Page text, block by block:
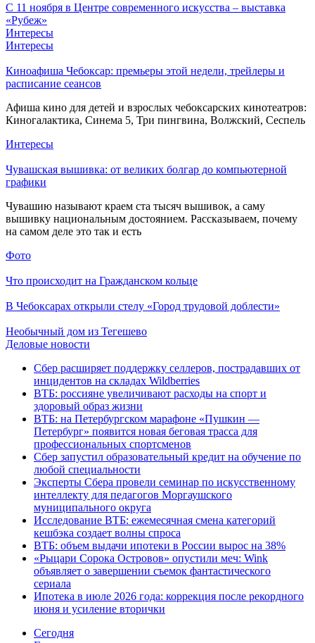
С 11 ноября в Центре современного искусства – выставка
«Рубеж»
Интересы
Интересы
Киноафиша Чебоксар: премьеры этой недели, трейлеры и
расписание сеансов
Афиша кино для детей и взрослых чебоксарских кинотеатров:
Киногалактика, Синема 5, Три пингвина, Волжский, Сеспель
Интересы
Чувашская вышивка: от великих болгар до компьютерной
графики
Чувашию называют краем ста тысяч вышивок, а саму
вышивку национальным достоянием. Рассказываем, почему
на самом деле это так и есть
Фото
Что происходит на Гражданском кольце
В Чебоксарах открыли стелу «Город трудовой доблести»
Необычный дом из Тегешево
Деловые новости
Сбер расширяет поддержку селлеров, пострадавших от
инцидентов на складах Wildberries
ВТБ: россияне увеличивают расходы на спорт и
здоровый образ жизни
ВТБ: на Петербургском марафоне «Пушкин —
Петербург» появится новая беговая трасса для
профессиональных спортсменов
Сбер запустил образовательный кредит на обучение по
любой специальности
Эксперты Сбера провели семинар по искусственному
интеллекту для педагогов Моргаушского
муниципального округа
Исследование ВТБ: ежемесячная смена категорий
кешбэка создает волны спроса
ВТБ: объем выдачи ипотеки в России вырос на 38%
«Рыцари Сорока Островов» опустили меч: Wink
объявляет о завершении съемок фантастического
сериала
Ипотека в июле 2026 года: коррекция после рекордного
июня и усиление вторички
Cегодня